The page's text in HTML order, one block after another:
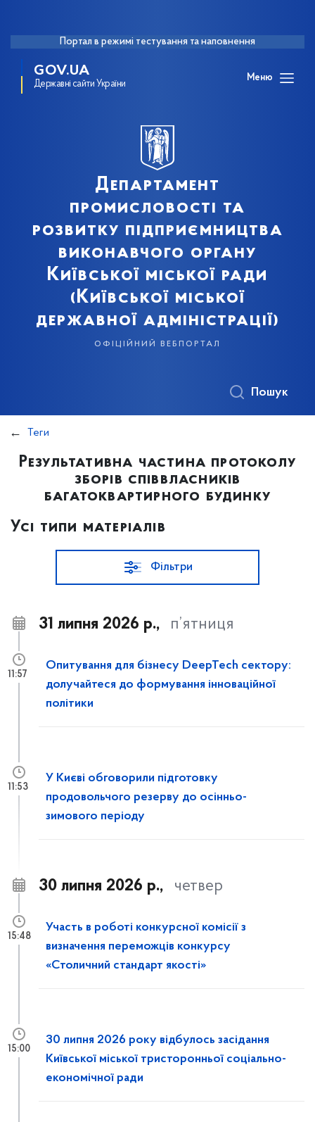
Портал в режимі тестування та наповнення
GOV.UA
Державні сайти України
Меню
Департамент
промисловості та
розвитку підприємництва
виконавчого органу
Київської міської ради
(Київської міської
державної адміністрації)
офіційний вебпортал
Пошук
Теги
Результативна частина протоколу
зборів співвласників
багатоквартирного будинку
Усі типи матеріалів
Фільтри
31 липня 2026 р., п’ятниця
Опитування для бізнесу DeepTech сектору:
долучайтеся до формування інноваційної
політики
11:57
У Києві обговорили підготовку
продовольчого резерву до осінньо-
зимового періоду
11:53
30 липня 2026 р., четвер
Участь в роботі конкурсної комісії з
визначення переможців конкурсу
«Столичний стандарт якості»
15:48
30 липня 2026 року відбулось засідання
Київської міської тристоронньої соціально-
економічної ради
15:00